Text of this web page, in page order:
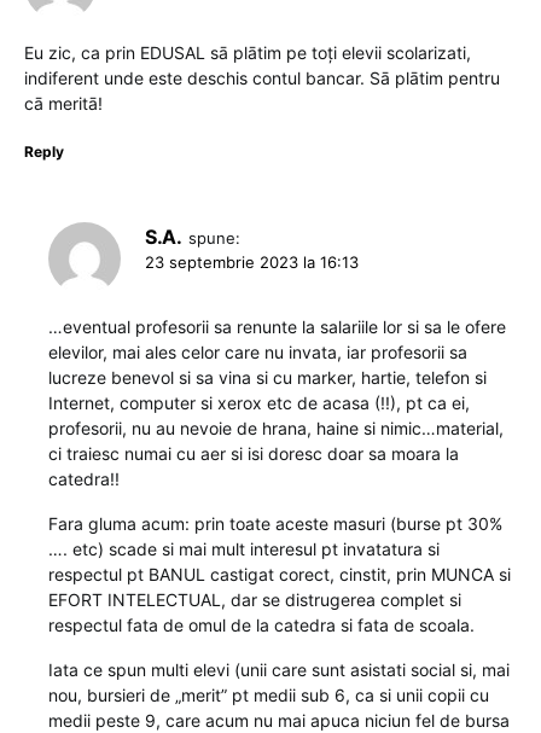
Eu zic, ca prin EDUSAL sā plātim pe toți elevii scolarizati,
indiferent unde este deschis contul bancar. Sā plātim pentru
cā meritā!
Reply
S.A. spune:
23 septembrie 2023 la 16:13
…eventual profesorii sa renunte la salariile lor si sa le ofere
elevilor, mai ales celor care nu invata, iar profesorii sa
lucreze benevol si sa vina si cu marker, hartie, telefon si
Internet, computer si xerox etc de acasa (!!), pt ca ei,
profesorii, nu au nevoie de hrana, haine si nimic…material,
ci traiesc numai cu aer si isi doresc doar sa moara la
catedra!!
Fara gluma acum: prin toate aceste masuri (burse pt 30%
…. etc) scade si mai mult interesul pt invatatura si
respectul pt BANUL castigat corect, cinstit, prin MUNCA si
EFORT INTELECTUAL, dar se distrugerea complet si
respectul fata de omul de la catedra si fata de scoala.
Iata ce spun multi elevi (unii care sunt asistati social si, mai
nou, bursieri de „merit” pt medii sub 6, ca si unii copii cu
medii peste 9, care acum nu mai apuca niciun fel de bursa